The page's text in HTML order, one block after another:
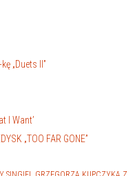
„Duets II”
I Want’
„TOO FAR GONE”